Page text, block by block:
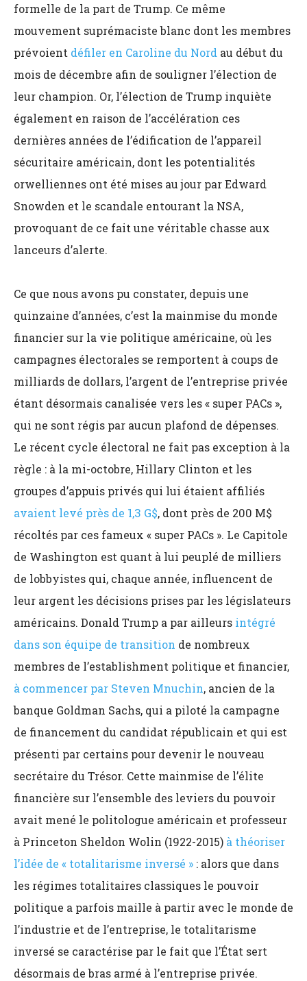
formelle de la part de Trump. Ce même
mouvement suprémaciste blanc dont les membres
prévoient défiler en Caroline du Nord au début du
mois de décembre afin de souligner l’élection de
leur champion. Or, l’élection de Trump inquiète
également en raison de l’accélération ces
dernières années de l’édification de l’appareil
sécuritaire américain, dont les potentialités
orwelliennes ont été mises au jour par Edward
Snowden et le scandale entourant la NSA,
provoquant de ce fait une véritable chasse aux
lanceurs d’alerte.
Ce que nous avons pu constater, depuis une
quinzaine d’années, c’est la mainmise du monde
financier sur la vie politique américaine, où les
campagnes électorales se remportent à coups de
milliards de dollars, l’argent de l’entreprise privée
étant désormais canalisée vers les « super PACs »,
qui ne sont régis par aucun plafond de dépenses.
Le récent cycle électoral ne fait pas exception à la
règle : à la mi-octobre, Hillary Clinton et les
groupes d’appuis privés qui lui étaient affiliés
avaient levé près de 1,3 G$, dont près de 200 M$
récoltés par ces fameux « super PACs ». Le Capitole
de Washington est quant à lui peuplé de milliers
de lobbyistes qui, chaque année, influencent de
leur argent les décisions prises par les législateurs
américains. Donald Trump a par ailleurs intégré
dans son équipe de transition de nombreux
membres de l’establishment politique et financier,
à commencer par Steven Mnuchin, ancien de la
banque Goldman Sachs, qui a piloté la campagne
de financement du candidat républicain et qui est
présenti par certains pour devenir le nouveau
secrétaire du Trésor. Cette mainmise de l’élite
financière sur l’ensemble des leviers du pouvoir
avait mené le politologue américain et professeur
à Princeton Sheldon Wolin (1922-2015) à théoriser
l’idée de « totalitarisme inversé » : alors que dans
les régimes totalitaires classiques le pouvoir
politique a parfois maille à partir avec le monde de
l’industrie et de l’entreprise, le totalitarisme
inversé se caractérise par le fait que l’État sert
désormais de bras armé à l’entreprise privée.